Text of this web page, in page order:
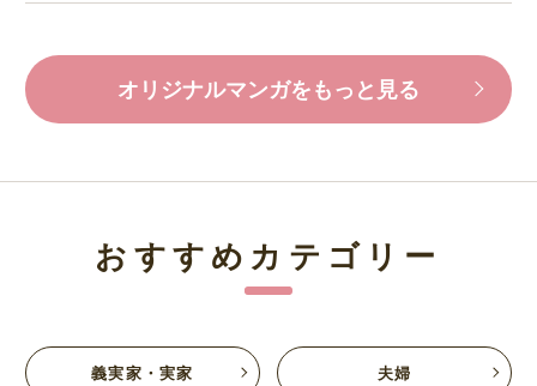
オリジナルマンガをもっと見る
おすすめカテゴリー
義実家・実家 夫婦